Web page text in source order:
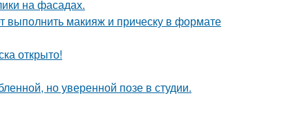
на фасадах.
макияж и прическу в формате
открыто!
но уверенной позе в студии.